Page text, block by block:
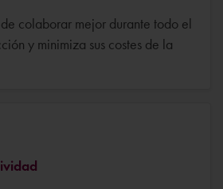
colaborar mejor durante todo el
y minimiza sus costes de la